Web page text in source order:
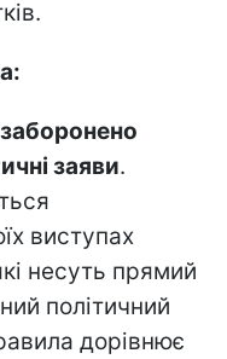
заяви.
виступах
несуть прямий
політичний
дорівнює